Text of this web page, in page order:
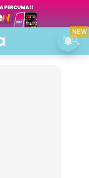
NEW